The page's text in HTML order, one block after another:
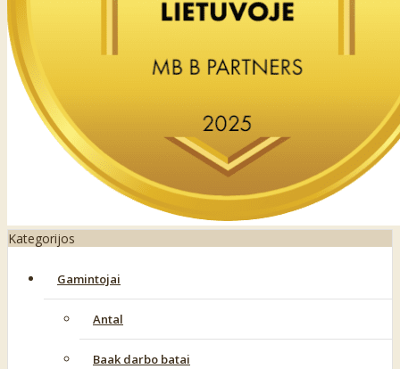
Kategorijos
Gamintojai
Antal
Baak darbo batai